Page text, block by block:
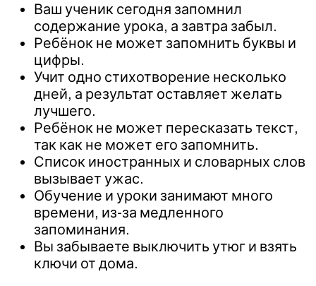
Ваш ученик сегодня запомнил
содержание урока, а завтра забыл.
Ребёнок не может запомнить буквы и
цифры.
Учит одно стихотворение несколько
дней, а результат оставляет желать
лучшего.
Ребёнок не может пересказать текст,
так как не может его запомнить.
Список иностранных и словарных слов
вызывает ужас.
Обучение и уроки занимают много
времени, из-за медленного
запоминания.
Вы забываете выключить утюг и взять
ключи от дома.